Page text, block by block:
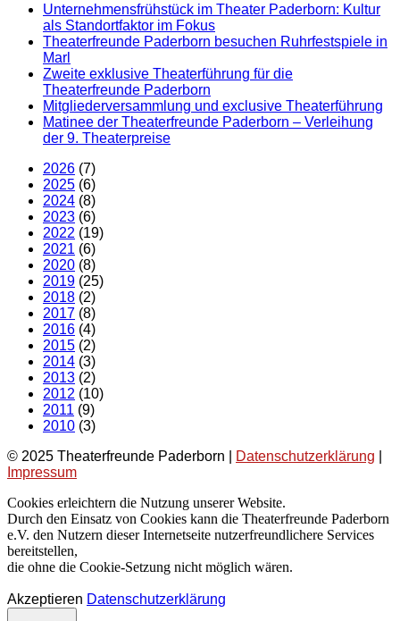
Unternehmensfrühstück im Theater Paderborn: Kultur
als Standortfaktor im Fokus
Theaterfreunde Paderborn besuchen Ruhrfestspiele in
Marl
Zweite exklusive Theaterführung für die
Theaterfreunde Paderborn
Mitgliederversammlung und exclusive Theaterführung
Matinee der Theaterfreunde Paderborn – Verleihung
der 9. Theaterpreise
2026 (7)
2025 (6)
2024 (8)
2023 (6)
2022 (19)
2021 (6)
2020 (8)
2019 (25)
2018 (2)
2017 (8)
2016 (4)
2015 (2)
2014 (3)
2013 (2)
2012 (10)
2011 (9)
2010 (3)
© 2025 Theaterfreunde Paderborn |
Datenschutzerklärung
Impressum
Cookies erleichtern die Nutzung unserer Website.
Durch den Einsatz von Cookies kann die Theaterfreunde Paderborn
e.V. den Nutzern dieser Internetseite nutzerfreundlichere Services
bereitstellen,
die ohne die Cookie-Setzung nicht möglich wären.
Akzeptieren Datenschutzerklärung